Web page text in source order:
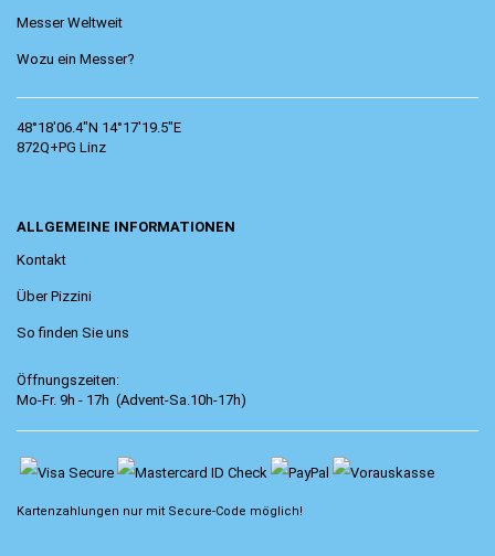
Messer Weltweit
Wozu ein Messer?
48°18'06.4"N 14°17'19.5"E
872Q+PG Linz
ALLGEMEINE INFORMATIONEN
Kontakt
Über Pizzini
So finden Sie uns
Öffnungszeiten:
Mo-Fr. 9h - 17h (Advent-Sa.10h-17h)
Kartenzahlungen nur mit Secure-Code möglich!